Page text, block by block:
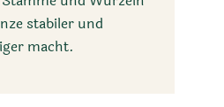
stabiler und
macht.